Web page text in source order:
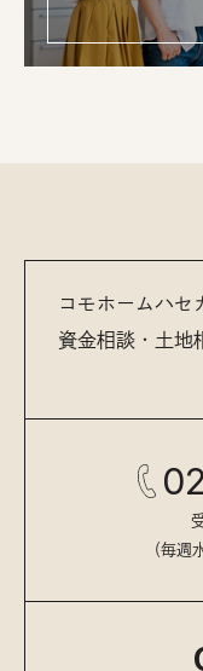
コモホームハセ
資金相談・土地
（毎週